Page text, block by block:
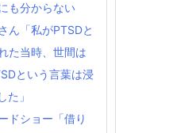
も分からない
ん「私がPTSDと
た当時、世間は
という言葉は浸
た」
ドショー「借り